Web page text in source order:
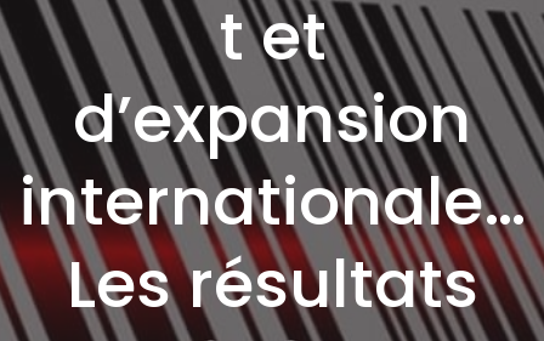
t et
d’expansion
internationale…
Les résultats